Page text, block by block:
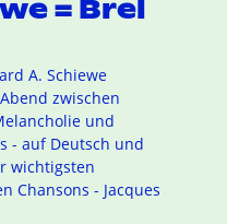
= Brel
A. Schiewe
zwischen
und
- auf Deutsch und
wichtigsten
Chansons - Jacques